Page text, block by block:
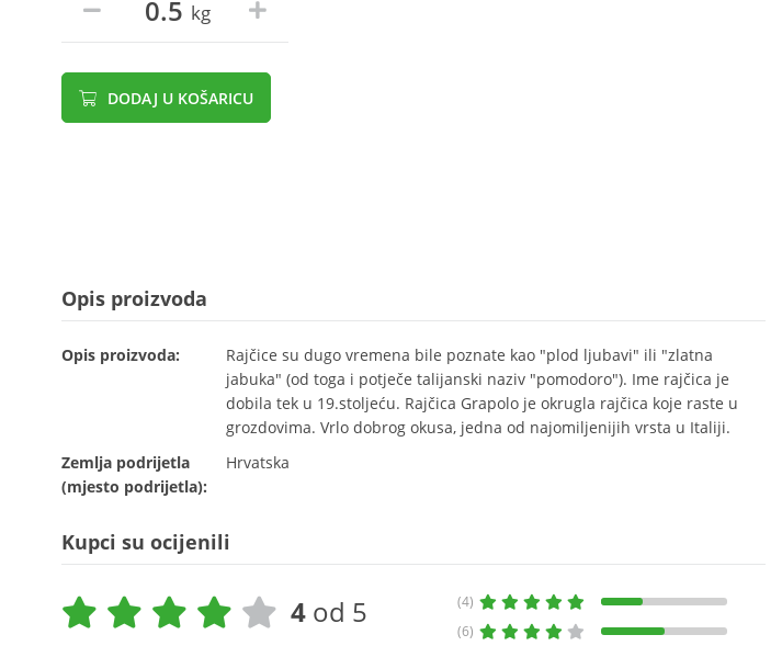
kg
DODAJ U KOŠARICU
Opis proizvoda
Opis proizvoda:
Rajčice su dugo vremena bile poznate kao "plod ljubavi" ili "zlatna
jabuka" (od toga i potječe talijanski naziv "pomodoro"). Ime rajčica je
dobila tek u 19.stoljeću. Rajčica Grapolo je okrugla rajčica koje raste u
grozdovima. Vrlo dobrog okusa, jedna od najomiljenijih vrsta u Italiji.
Zemlja podrijetla
(mjesto podrijetla):
Hrvatska
Kupci su ocijenili
4 od 5
(4)
(6)